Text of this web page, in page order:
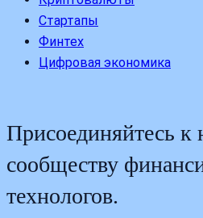
Стартапы
Финтех
Цифровая экономика
Присоединяйтесь
сообществу
технологов.